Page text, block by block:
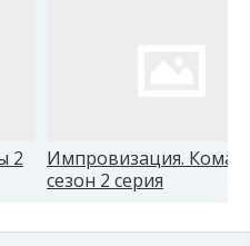
2
Импровизация.
сезон 2 серия